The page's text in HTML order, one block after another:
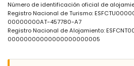
Habitaciones y baños
Habitación con aire acondicionado,
y ventilador
Habitación con aire acondicionado, 2
2 habitaciones con aire
Número de identificación oficial de
Registro Nacional de Turismo:
00000000AT-457780-A7
Registro Nacional de Alojamiento:
00000000000000000000005